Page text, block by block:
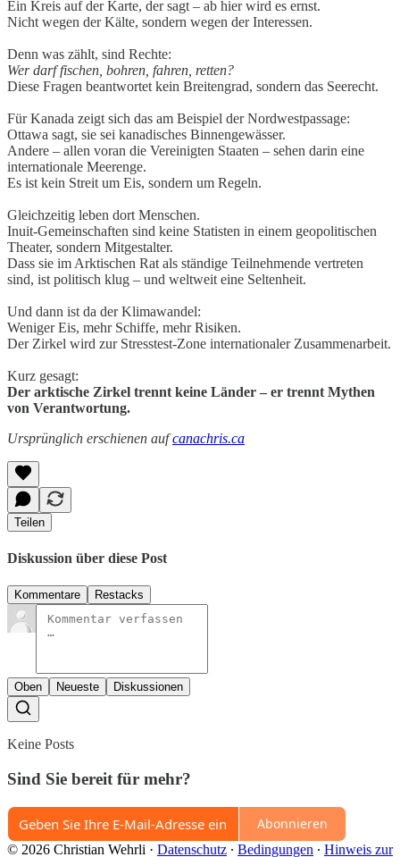
Ein Kreis auf der Karte, der sagt – ab hier wird es ernst.
Nicht wegen der Kälte, sondern wegen der Interessen.
Denn was zählt, sind Rechte:
Wer darf fischen, bohren, fahren, retten?
Diese Fragen beantwortet kein Breitengrad, sondern das Seerecht.
Für Kanada zeigt sich das am Beispiel der Nordwestpassage:
Ottawa sagt, sie sei kanadisches Binnengewässer.
Andere – allen voran die Vereinigten Staaten – sehen darin eine
internationale Meerenge.
Es ist kein Streit um Eis, sondern um Regeln.
Gleichzeitig leben dort Menschen.
Inuit-Gemeinschaften sind keine Statisten in einem geopolitischen
Theater, sondern Mitgestalter.
Dass sie im Arktischen Rat als ständige Teilnehmende vertreten
sind, ist politisch klug – und weltweit eine Seltenheit.
Und dann ist da der Klimawandel:
Weniger Eis, mehr Schiffe, mehr Risiken.
Der Zirkel wird zur Stresstest-Zone internationaler Zusammenarbeit.
Kurz gesagt:
Der arktische Zirkel trennt keine Länder – er trennt Mythen
von Verantwortung.
Ursprünglich erschienen aufcanachris.ca
Teilen
Diskussion über diese Post
Kommentare Restacks
Oben Neueste Diskussionen
Keine Posts
Sind Sie bereit für mehr?
Abonnieren
© 2026 Christian Wehrli · Datenschutz ∙ Bedingungen ∙ Hinweis zur